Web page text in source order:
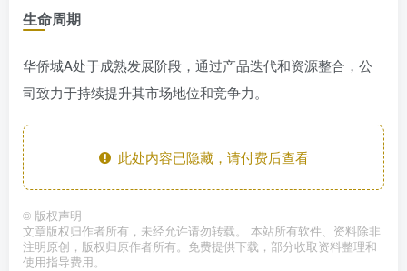
生命周期
华侨城A处于成熟发展阶段，通过产品迭代和资源整合，公
司致力于持续提升其市场地位和竞争力。
此处内容已隐藏，请付费后查看
© 版权声明
文章版权归作者所有，未经允许请勿转载。 本站所有软件、资料除非
注明原创，版权归原作者所有。免费提供下载，部分收取资料整理和
使用指导费用。